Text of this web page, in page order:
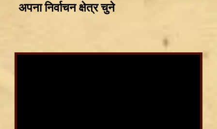
Jantar Mantar से अदालत तक: Brij Bhushan के खिलाफ
Sanjay Raut on Ram Mandir: 'राम के नाम पर लूट हो रही',